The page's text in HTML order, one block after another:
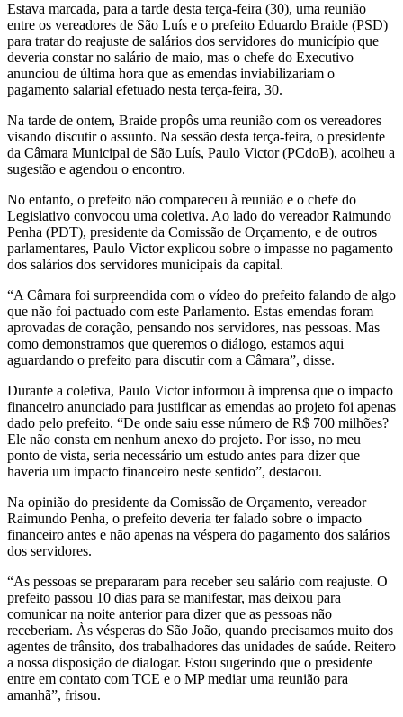
Estava marcada, para a tarde desta terça-feira (30), uma reunião
entre os vereadores de São Luís e o prefeito Eduardo Braide (PSD)
para tratar do reajuste de salários dos servidores do município que
deveria constar no salário de maio, mas o chefe do Executivo
anunciou de última hora que as emendas inviabilizariam o
pagamento salarial efetuado nesta terça-feira, 30.
Na tarde de ontem, Braide propôs uma reunião com os vereadores
visando discutir o assunto. Na sessão desta terça-feira, o presidente
da Câmara Municipal de São Luís, Paulo Victor (PCdoB), acolheu a
sugestão e agendou o encontro.
No entanto, o prefeito não compareceu à reunião e o chefe do
Legislativo convocou uma coletiva. Ao lado do vereador Raimundo
Penha (PDT), presidente da Comissão de Orçamento, e de outros
parlamentares, Paulo Victor explicou sobre o impasse no pagamento
dos salários dos servidores municipais da capital.
“A Câmara foi surpreendida com o vídeo do prefeito falando de algo
que não foi pactuado com este Parlamento. Estas emendas foram
aprovadas de coração, pensando nos servidores, nas pessoas. Mas
como demonstramos que queremos o diálogo, estamos aqui
aguardando o prefeito para discutir com a Câmara”, disse.
Durante a coletiva, Paulo Victor informou à imprensa que o impacto
financeiro anunciado para justificar as emendas ao projeto foi apenas
dado pelo prefeito. “De onde saiu esse número de R$ 700 milhões?
Ele não consta em nenhum anexo do projeto. Por isso, no meu
ponto de vista, seria necessário um estudo antes para dizer que
haveria um impacto financeiro neste sentido”, destacou.
Na opinião do presidente da Comissão de Orçamento, vereador
Raimundo Penha, o prefeito deveria ter falado sobre o impacto
financeiro antes e não apenas na véspera do pagamento dos salários
dos servidores.
“As pessoas se prepararam para receber seu salário com reajuste. O
prefeito passou 10 dias para se manifestar, mas deixou para
comunicar na noite anterior para dizer que as pessoas não
receberiam. Às vésperas do São João, quando precisamos muito dos
agentes de trânsito, dos trabalhadores das unidades de saúde. Reitero
a nossa disposição de dialogar. Estou sugerindo que o presidente
entre em contato com TCE e o MP mediar uma reunião para
amanhã”, frisou.